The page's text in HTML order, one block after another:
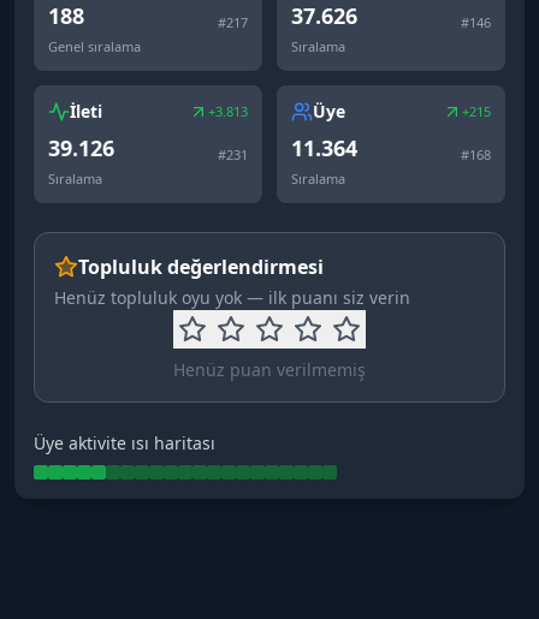
188 #217
Genel sıralama
37.626 #146
Sıralama
İleti +3.813
39.126 #231
Sıralama
Üye +215
11.364 #168
Sıralama
Topluluk değerlendirmesi
Henüz topluluk oyu yok — ilk puanı siz verin
Henüz puan verilmemiş
Üye aktivite ısı haritası